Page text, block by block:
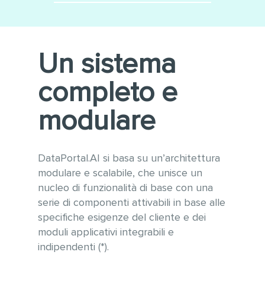
Minimizza le integrazioni
Conforme alle linee guida
WCAG 2.1 per l’accessibilità e
OWASP per la sicurezza
informatica
Gestione ottimizzata di grandi
quantità di dati e tabelle
record
Un sistema
completo e
modulare
DataPortal.AI si basa su un’architettura
modulare e scalabile, che unisce un
nucleo di funzionalità di base con una
serie di componenti attivabili in base alle
specifiche esigenze del cliente e dei
moduli applicativi integrabili e
indipendenti (*).